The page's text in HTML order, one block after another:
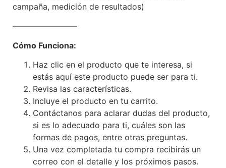
campaña, medición de resultados)
————————
Cómo Funciona:
Haz clic en el producto que te interesa, si
estás aquí este producto puede ser para ti.
Revisa las características.
Incluye el producto en tu carrito.
Contáctanos para aclarar dudas del producto,
si es lo adecuado para ti, cuáles son las
formas de pagos, entre otras preguntas.
Una vez completada tu compra recibirás un
correo con el detalle y los próximos pasos.